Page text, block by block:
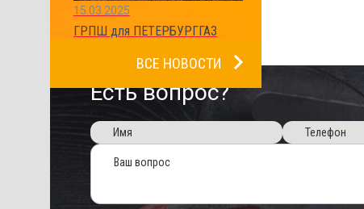
15.03.2025
ГРПШ для ПЕТЕРБУРГГАЗ
ВСЕ НОВОСТИ
Есть вопрос?